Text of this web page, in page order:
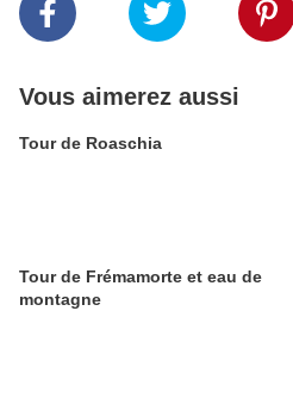
Vous aimerez aussi
Tour de Roaschia
Tour de Frémamorte et eau de
montagne